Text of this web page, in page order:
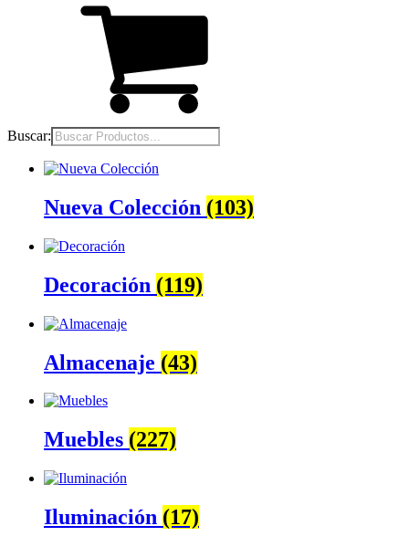
Buscar:
Nueva Colección (103)
Decoración (119)
Almacenaje (43)
Muebles (227)
Iluminación (17)